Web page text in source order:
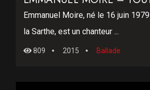
Emmanuel Moire, né le 16 juin
la Sarthe, est un chanteur ...
809 2015 Ballade